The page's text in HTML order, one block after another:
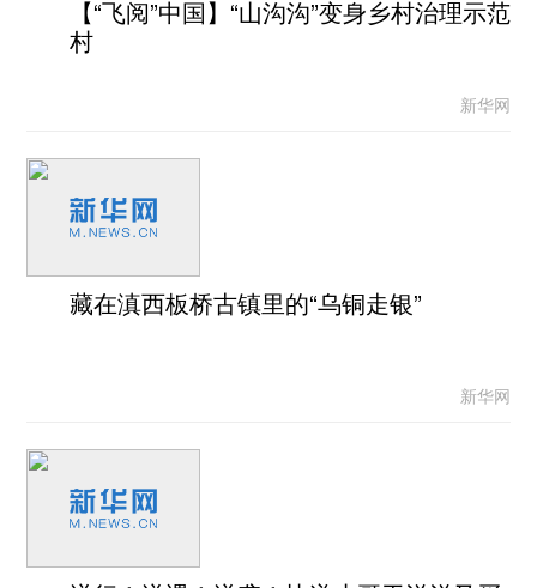
【“飞阅”中国】“山沟沟”变身乡村治理示范
村
新华网
藏在滇西板桥古镇里的“乌铜走银”
新华网